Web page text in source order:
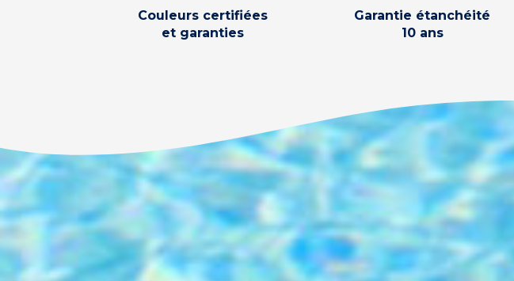
Couleurs certifiées
et garanties
Garantie étanchéité
10 ans